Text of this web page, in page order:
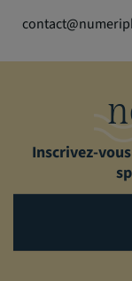
Inscrivez-